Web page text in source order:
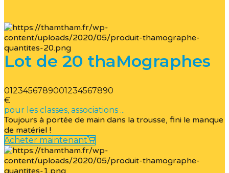
Lot de 20 thaMographes
0123456789001234567890
€
pour les classes, associations ...
Toujours à portée de main dans la trousse, fini le manque
de matériel !
Acheter maintenant